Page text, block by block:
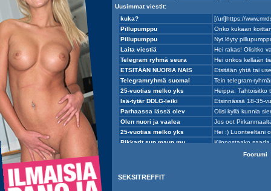
Uusimmat viestit:
Foorumi
SEKSITREFFIT